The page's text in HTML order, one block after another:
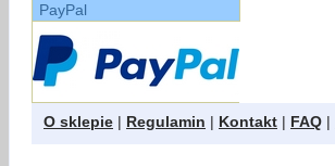
PayPal
O sklepie | Regulamin | Kontakt | FAQ |